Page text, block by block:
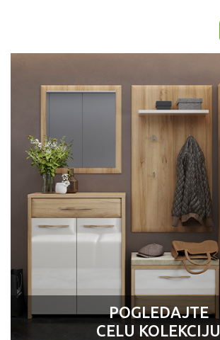
POGLEDAJTE
CELU KOLEKCIJU